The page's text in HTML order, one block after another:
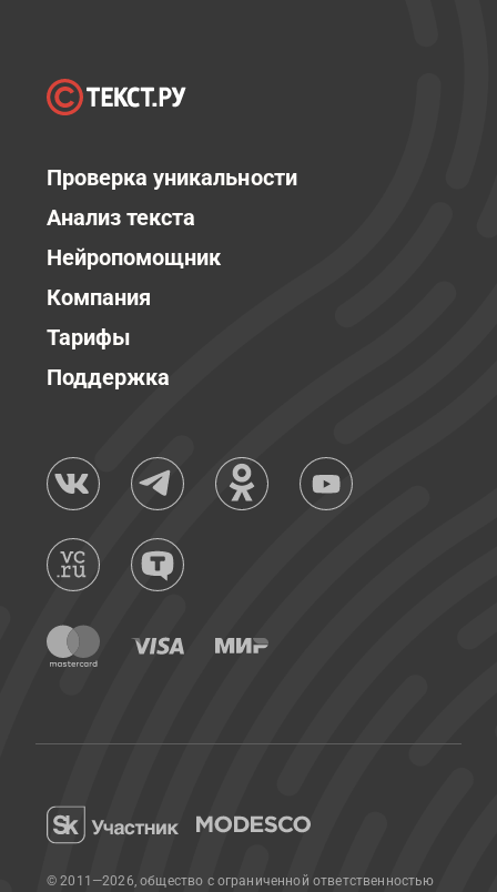
Проверка уникальности
Анализ текста
Нейропомощник
Компания
Тарифы
Поддержка
© 2011—2026, общество с ограниченной ответственностью